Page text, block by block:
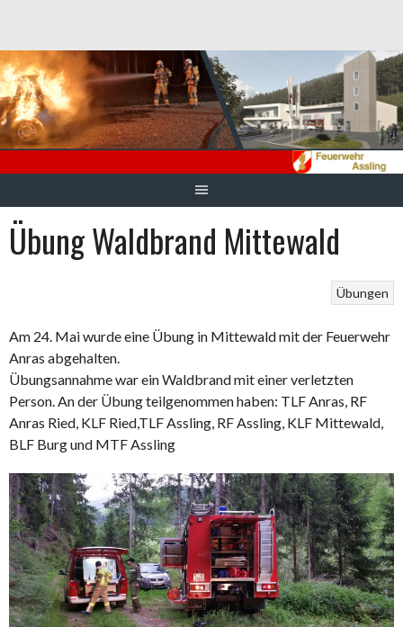
Inhalt
Übung Waldbrand Mittewald
Übungen
Am 24. Mai wurde eine Übung in Mittewald mit der Feuerwehr
Anras abgehalten.
Übungsannahme war ein Waldbrand mit einer verletzten
Person. An der Übung teilgenommen haben: TLF Anras, RF
Anras Ried, KLF Ried,TLF Assling, RF Assling, KLF Mittewald,
BLF Burg und MTF Assling